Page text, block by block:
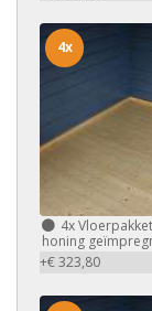
4x
honing
+€ 323,80
4x